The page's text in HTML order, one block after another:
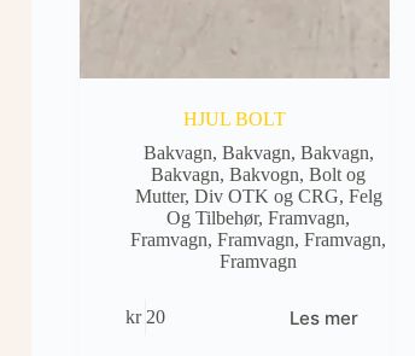
HJUL BOLT
Bakvagn, Bakvagn, Bakvagn,
Bakvagn,Bakvogn,Bolt og
Mutter, Div OTK og CRG, Felg
Og Tilbehør,Framvagn,
Framvagn,Framvagn,Framvagn,
Framvagn
kr20 Les mer